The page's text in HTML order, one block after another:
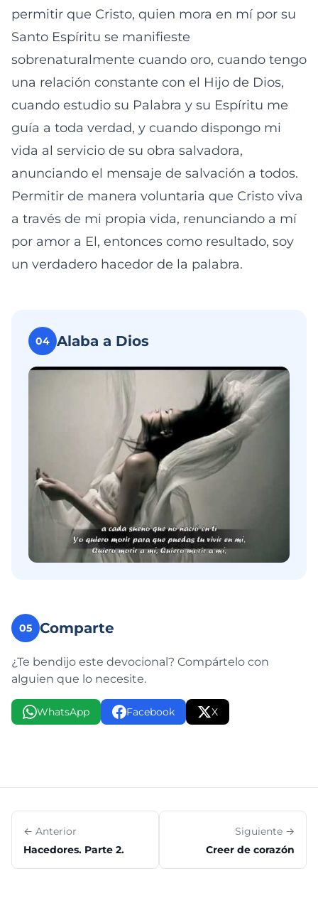
permitir que Cristo, quien mora en mí por su
Santo Espíritu se manifieste
sobrenaturalmente cuando oro, cuando tengo
una relación constante con el Hijo de Dios,
cuando estudio su Palabra y su Espíritu me
guía a toda verdad, y cuando dispongo mi
vida al servicio de su obra salvadora,
anunciando el mensaje de salvación a todos.
Permitir de manera voluntaria que Cristo viva
a través de mi propia vida, renunciando a mí
por amor a El, entonces como resultado, soy
un verdadero hacedor de la palabra.
04 Alaba a Dios
05 Comparte
¿Te bendijo este devocional? Compártelo con
alguien que lo necesite.
WhatsApp Facebook X
← Anterior
Hacedores. Parte 2.
Siguiente →
Creer de corazón